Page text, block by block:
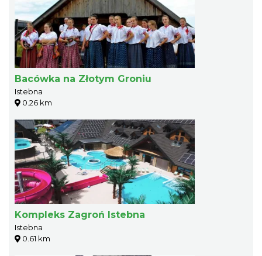
Bacówka na Złotym Groniu
Istebna
0.26 km
Kompleks Zagroń Istebna
Istebna
0.61 km